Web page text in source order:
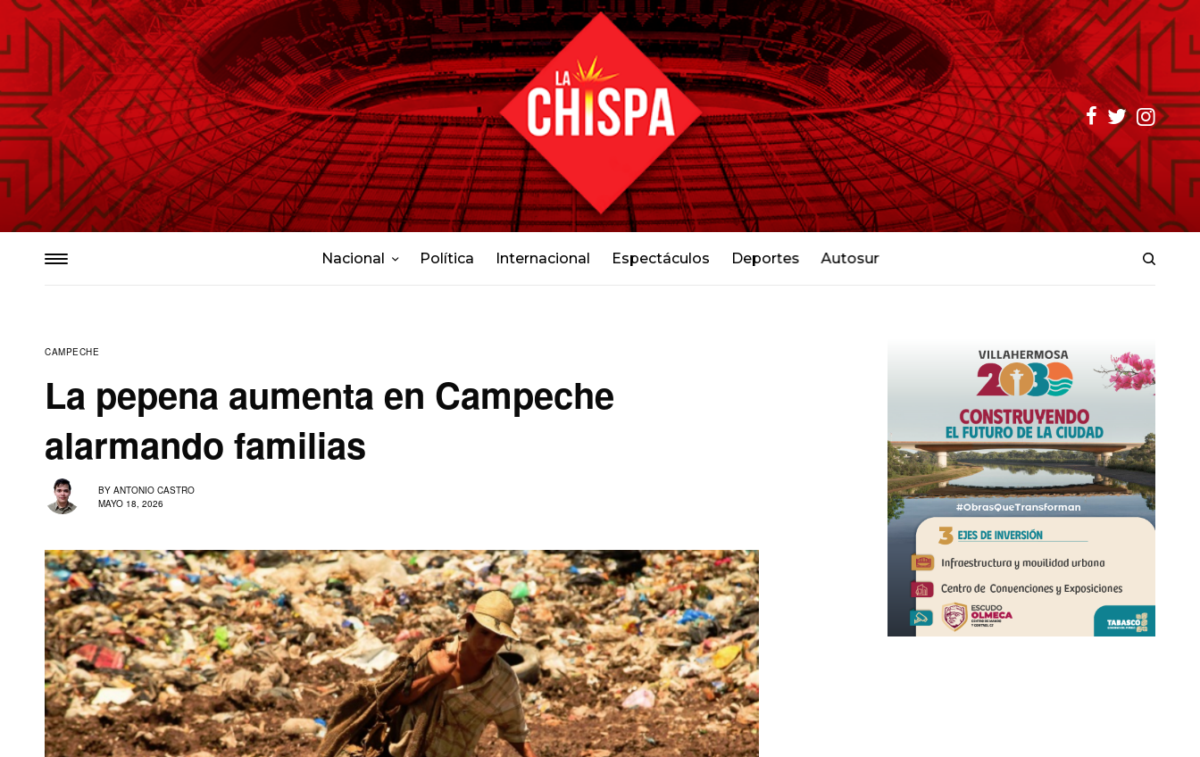
Nacional Política Internacional Espectáculos Deportes Autosur
CAMPECHE
La pepena aumenta en Campeche
alarmando familias
BY ANTONIO CASTRO
MAYO 18, 2026